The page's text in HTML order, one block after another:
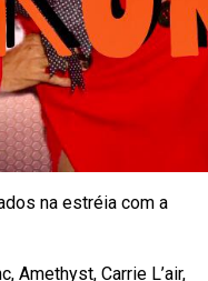
na estréia com a
Amethyst, Carrie L’air,